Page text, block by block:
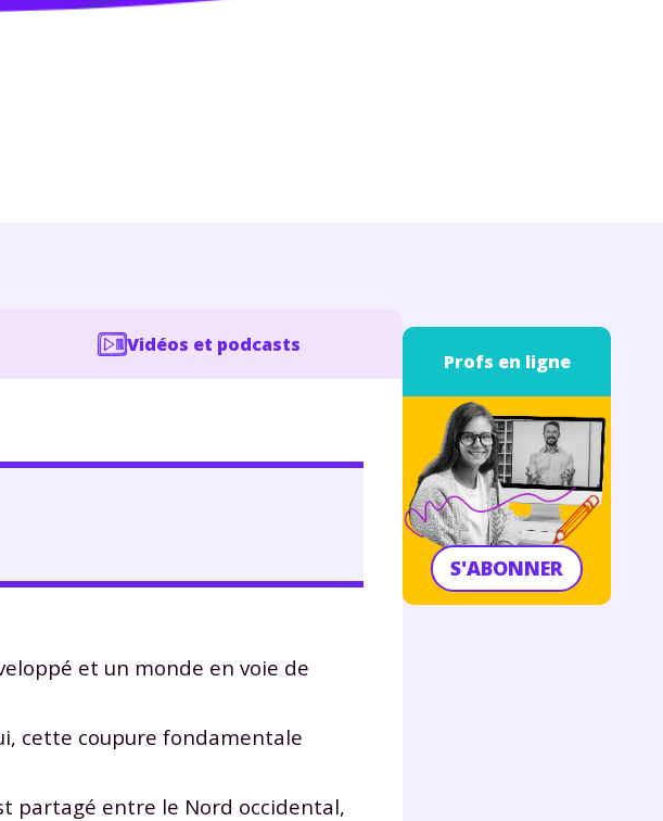
Vidéos et podcasts
et un monde en voie de
cette coupure fondamentale
partagé entre le Nord occidental,
Profs en ligne
S'ABONNER